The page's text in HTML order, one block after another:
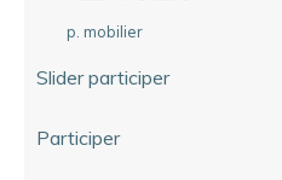
p. mobilier
Slider participer
Participer